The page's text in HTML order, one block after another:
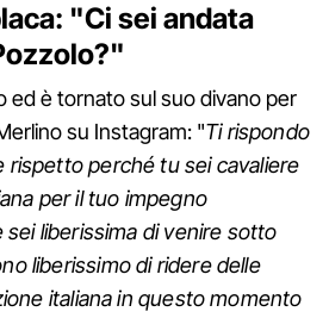
"Ci sei andata
ed è tornato sul suo divano per
su Instagram: "Ti rispondo
rispetto perché tu sei cavaliere
per il tuo impegno
sei liberissima di venire sotto
liberissimo di ridere delle
italiana in questo momento